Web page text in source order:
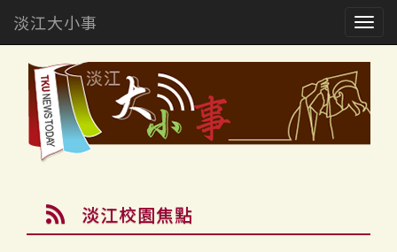
淡江大小事
淡江校園焦點